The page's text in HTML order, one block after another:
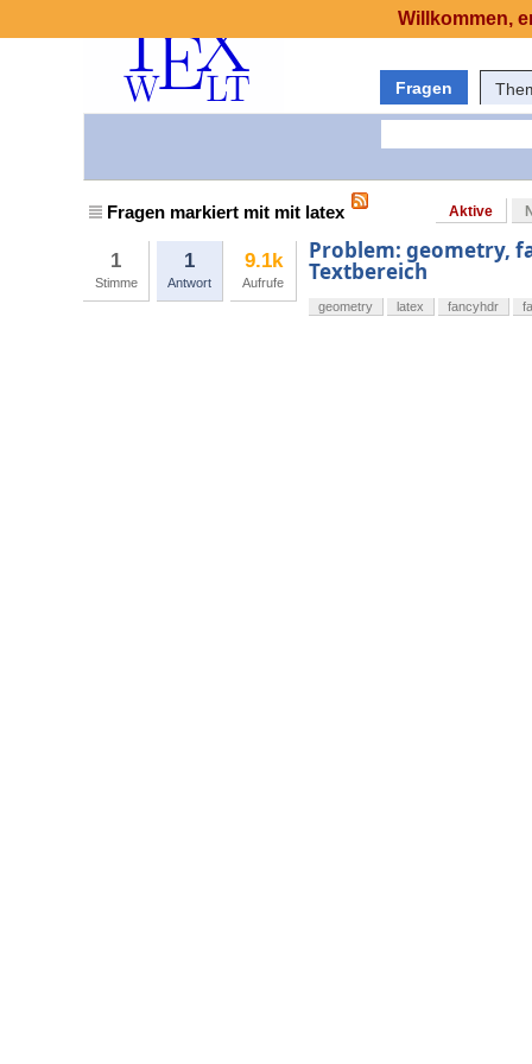
Fragen
Fragen markiert mit mit latex Aktive
1
Stimme
1
Antwort
9.1k
Aufrufe
Problem: geometry,
Textbereich
geometry latex fancyhdr
Willkommen,